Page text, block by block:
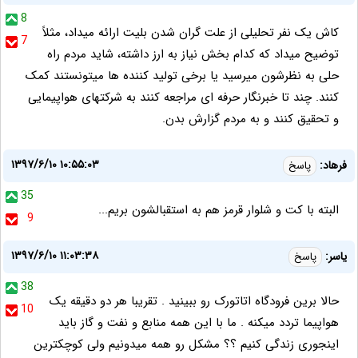
8
7
کاش یک نفر تحلیلی از علت گران شدن بلیت ارائه میداد، مثلاً
توضیح میداد که کدام بخش نیاز به ارز داشته، شاید مردم راه
حلی به نظرشون میرسید یا برخی تولید کننده ها میتونستند کمک
کنند. چند تا خبرنگار حرفه ای مراجعه کنند به شرکتهای هواپیمایی
و تحقیق کنند و به مردم گزارش بدن.
فرهاد: پاسخ
۱۳۹۷/۶/۱۰ ۱۰:۵۵:۰۳
35
9
البته با کت و شلوار قرمز هم به استقبالشون بریم...
یاسر: پاسخ
۱۳۹۷/۶/۱۰ ۱۱:۰۳:۳۸
38
10
حالا برین فرودگاه اتاتورک رو ببینید . تقریبا هر دو دقیقه یک
هواپیما تردد میکنه . ما با این همه منابع و نفت و گاز باید
اینجوری زندگی کنیم ؟؟ مشکل رو همه میدونیم ولی کوچکترین